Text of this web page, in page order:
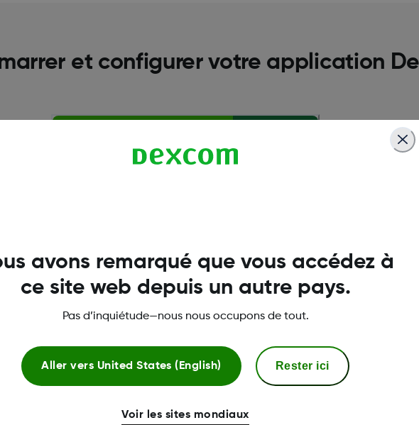
et configurer votre application
:
Clarity et de la fonctionnalité Share avec Dexcom Follow :
avons remarqué que vous accédez à
ce site web depuis un autre pays.
Pas d’inquiétude—nous nous occupons de tout.
Aller vers United States (English) Rester ici
Voir les sites mondiaux